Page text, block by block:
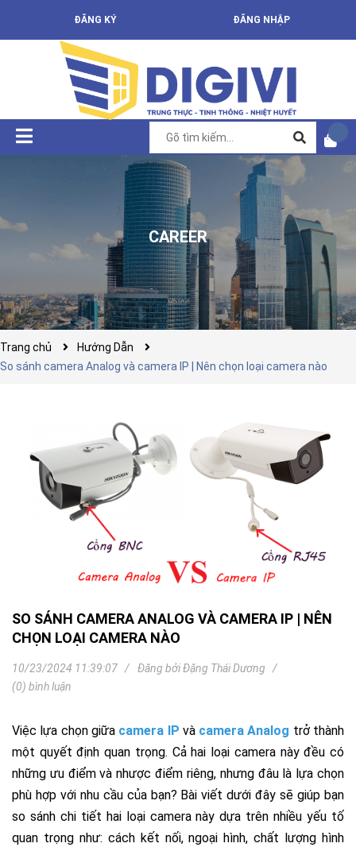
ĐĂNG KÝ ĐĂNG NHẬP
CAREER
Trang chủ
Hướng Dẫn
So sánh camera Analog và camera IP | Nên chọn loại camera nào
SO SÁNH CAMERA ANALOG VÀ CAMERA IP | NÊN
CHỌN LOẠI CAMERA NÀO
10/23/2024 11:39:07 Đăng bởiĐặng Thái Dương
(0) bình luận
Việc lựa chọn giữa camera IP và camera Analog trở thành
một quyết định quan trọng. Cả hai loại camera này đều có
những ưu điểm và nhược điểm riêng, nhưng đâu là lựa chọn
phù hợp với nhu cầu của bạn? Bài viết dưới đây sẽ giúp bạn
so sánh chi tiết hai loại camera này dựa trên nhiều yếu tố
quan trọng như: cách kết nối, ngoại hình, chất lượng hình